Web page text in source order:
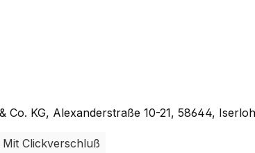
KG, Alexanderstraße 10-21, 58644,
Clickverschluß